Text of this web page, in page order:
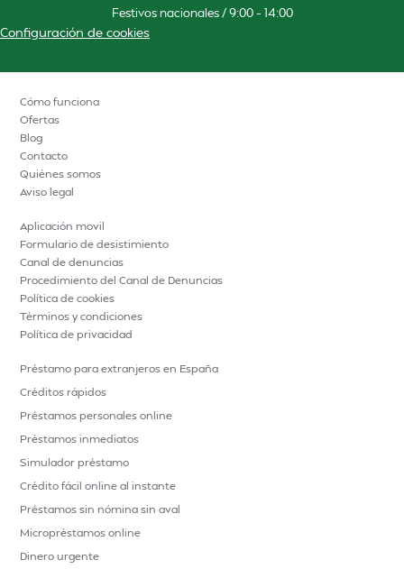
Festivos nacionales / 9:00 – 14:00
Configuración de cookies
Cómo funciona
Ofertas
Blog
Contacto
Quiénes somos
Aviso legal
Aplicación movil
Formulario de desistimiento
Canal de denuncias
Procedimiento del Canal de Denuncias
Política de cookies
Términos y condiciones
Política de privacidad
Préstamo para extranjeros en España
Créditos rápidos
Préstamos personales online
Préstamos inmediatos
Simulador préstamo
Crédito fácil online al instante
Préstamos sin nómina sin aval
Micropréstamos online
Dinero urgente